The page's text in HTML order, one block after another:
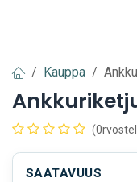
Kauppa
SAATAVUUS